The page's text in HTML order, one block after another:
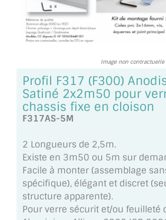
INSPIRATIONS ET NOUVEAUTÉS
AMBIANCE LAITON BROSSÉ
MIROIR SUR MESURE
MIROIR VIEILLI
MIROIR DÉCORATIF DE
LOTS DE MIROIRS EN
MIROIR POUR PORTE
Image non contractuelle
Profil F317 (F300)
Satiné 2x2m50 pour
chassis fixe en cloison
F317AS-5M
2 Longueurs de 2,5m.
Existe en 3m50 ou 5m sur
Facile à monter (assemblage
spécifique), élégant et discret
structure apparente).
Pour verre sécurit et/ou feuilleté